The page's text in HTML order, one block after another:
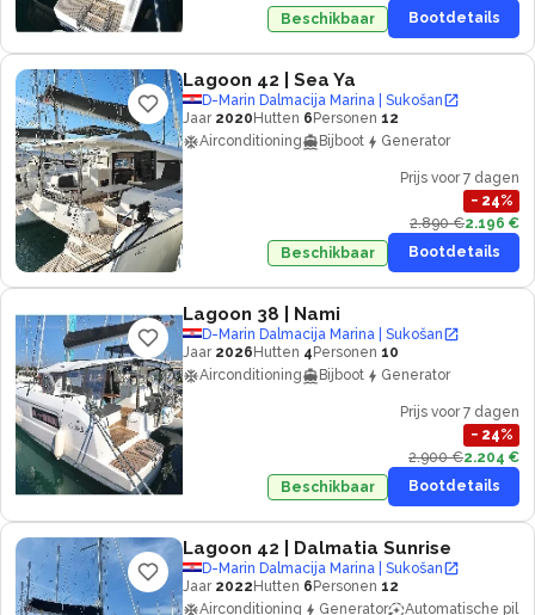
Beschikbaar
Bootdetails
Lagoon 42 | Sea Ya
D-Marin Dalmacija Marina | Sukošan
Jaar 2020 Hutten 6 Personen 12
Airconditioning
Bijboot Generator
Prijs voor 7 dagen
− 24%
2.890 €2.196 €
Beschikbaar
Bootdetails
Lagoon 38 | Nami
D-Marin Dalmacija Marina | Sukošan
Jaar 2026 Hutten 4 Personen 10
Airconditioning
Bijboot Generator
Prijs voor 7 dagen
− 24%
2.900 €2.204 €
Beschikbaar
Bootdetails
Lagoon 42 | Dalmatia Sunrise
D-Marin Dalmacija Marina | Sukošan
Jaar 2022 Hutten 6 Personen 12
Airconditioning
Generator Automatische